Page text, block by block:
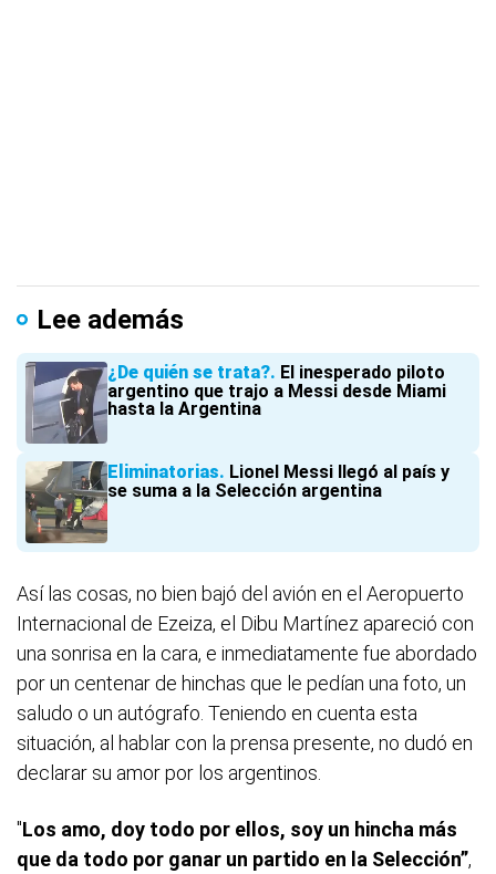
Lee además
¿De quién se trata?
El inesperado piloto
argentino que trajo a Messi desde Miami
hasta la Argentina
Eliminatorias
Lionel Messi llegó al país y
se suma a la Selección argentina
Así las cosas, no bien bajó del avión en el Aeropuerto
Internacional de Ezeiza, el Dibu Martínez apareció con
una sonrisa en la cara, e inmediatamente fue abordado
por un centenar de hinchas que le pedían una foto, un
saludo o un autógrafo. Teniendo en cuenta esta
situación, al hablar con la prensa presente, no dudó en
declarar su amor por los argentinos.
"Los amo, doy todo por ellos, soy un hincha más
que da todo por ganar un partido en la Selección”,